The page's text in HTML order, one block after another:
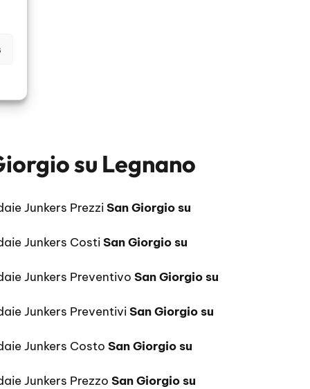
su Legnano
Junkers PrezziSan Giorgio su
Junkers CostiSan Giorgio su
Junkers Preventivo San Giorgio su
Junkers PreventiviSan Giorgio su
Junkers Costo San Giorgio su
Junkers Prezzo San Giorgio su